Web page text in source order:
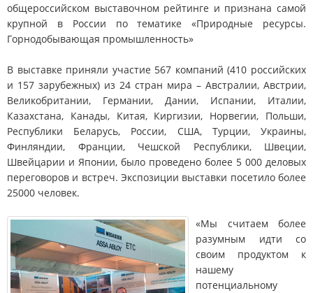
общероссийском выставочном рейтинге и признана самой
крупной в России по тематике «Природные ресурсы.
Горнодобывающая промышленность»
В выставке приняли участие 567 компаний (410 российских
и 157 зарубежных) из 24 стран мира – Австралии, Австрии,
Великобритании, Германии, Дании, Испании, Италии,
Казахстана, Канады, Китая, Киргизии, Норвегии, Польши,
Республики Беларусь, России, США, Турции, Украины,
Финляндии, Франции, Чешской Республики, Швеции,
Швейцарии и Японии, было проведено более 5 000 деловых
переговоров и встреч. Экспозиции выставки посетило более
25000 человек.
«Мы считаем более
разумным идти со
своим продуктом к
нашему
потенциальному